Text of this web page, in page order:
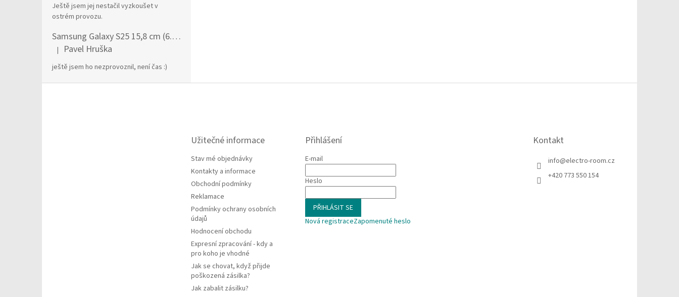
Ještě jsem jej nestačil vyzkoušet v
ostrém provozu.
Samsung Galaxy S25 15,8 cm (6.2") Dual SIM Android 15 5G USB typu C 12 GB 256 GB 4000 mAh Námořnická modrá
Hodnocení produktu je 1 z 5 hvězdiček.
| Pavel Hruška
ještě jsem ho nezprovoznil, není čas :)
Užitečné informace
Stav mé objednávky
Kontakty a informace
Obchodní podmínky
Reklamace
Podmínky ochrany osobních
údajů
Hodnocení obchodu
Expresní zpracování - kdy a
pro koho je vhodné
Jak se chovat, když přijde
poškozená zásilka?
Jak zabalit zásilku?
Přihlášení
E-mail
Heslo
PŘIHLÁSIT SE
Nová registraceZapomenuté heslo
Kontakt
info@electro-room.cz
+420 773 550 154